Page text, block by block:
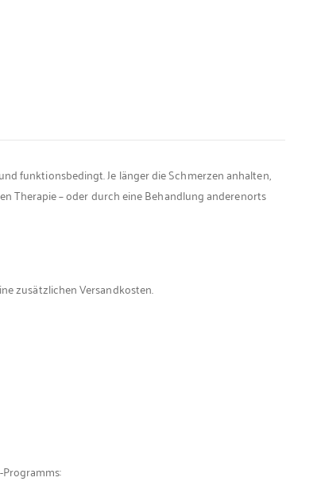
funktionsbedingt. Je länger die Schmerzen anhalten,
Therapie – oder durch eine Behandlung anderenorts
zusätzlichen Versandkosten.
Programms: